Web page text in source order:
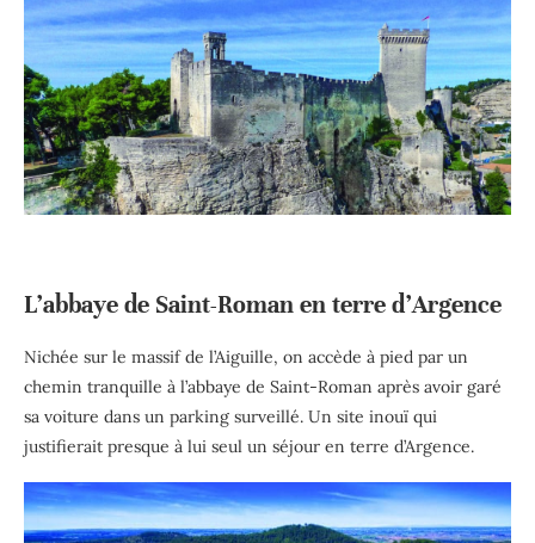
L’abbaye de Saint-Roman en terre d’Argence
Nichée sur le massif de l’Aiguille, on accède à pied par un
chemin tranquille à l’abbaye de Saint-Roman après avoir garé
sa voiture dans un parking surveillé. Un site inouï qui
justifierait presque à lui seul un séjour en terre d’Argence.